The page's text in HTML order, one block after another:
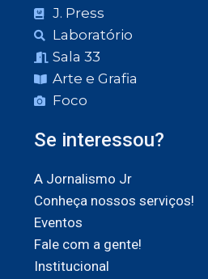
J. Press
Laboratório
Sala 33
Arte e Grafia
Foco
Se interessou?
A Jornalismo Jr
Conheça nossos serviços!
Eventos
Fale com a gente!
Institucional